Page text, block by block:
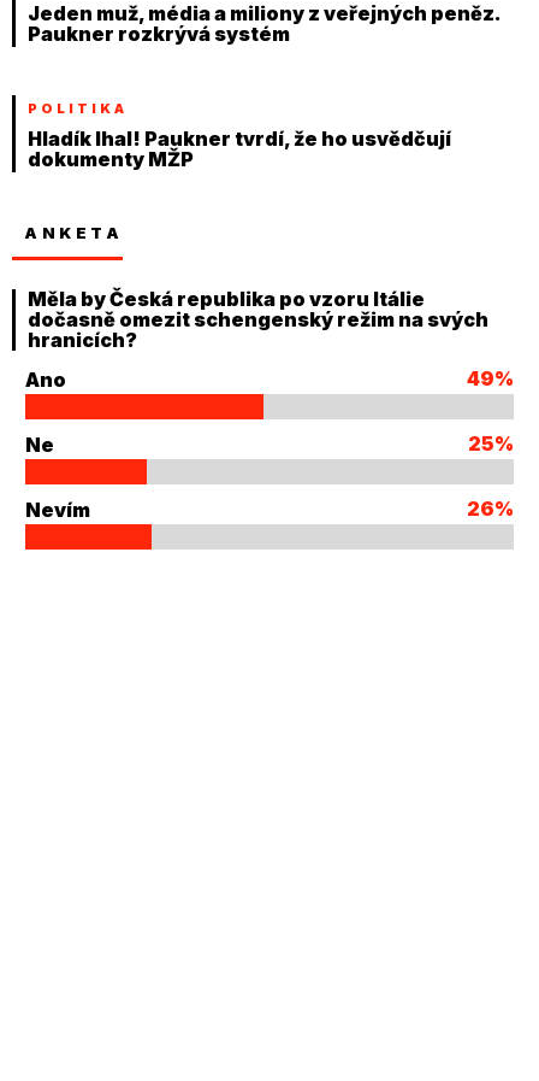
Jeden muž, média a miliony z veřejných peněz.
Paukner rozkrývá systém
POLITIKA
Hladík lhal! Paukner tvrdí, že ho usvědčují
dokumenty MŽP
ANKETA
Měla by Česká republika po vzoru Itálie
dočasně omezit schengenský režim na svých
hranicích?
Ano
49%
Ne 25%
Nevím 26%